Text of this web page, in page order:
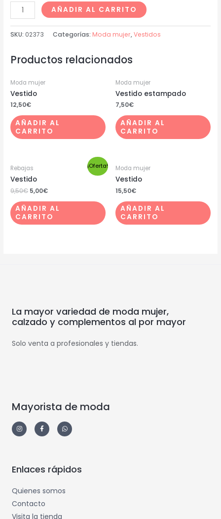
AÑADIR AL CARRITO
SKU: 02373 Categorías: Moda mujer,Vestidos
Productos relacionados
Moda mujer
Vestido
12,50€
AÑADIR AL
CARRITO
Moda mujer
Vestido estampado
7,50€
AÑADIR AL
CARRITO
¡Oferta!
Rebajas
Vestido
9,50€ 5,00€
AÑADIR AL
CARRITO
Moda mujer
Vestido
15,50€
AÑADIR AL
CARRITO
La mayor variedad de moda mujer,
calzado y complementos al por mayor
Solo venta a profesionales y tiendas.
Mayorista de moda
Enlaces rápidos
Quienes somos
Contacto
Visita la tienda